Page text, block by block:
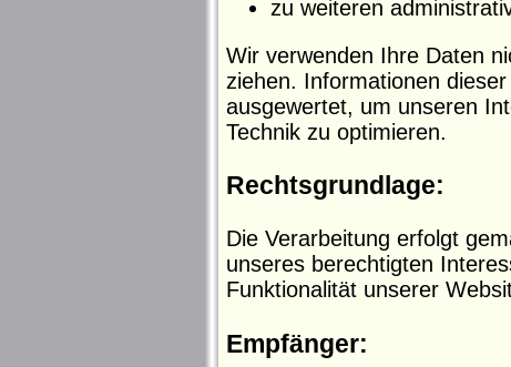
zu weiteren
Wir verwenden Ihre Daten
ziehen. Informationen
ausgewertet, um unseren
Technik zu optimieren.
Rechtsgrundlage:
Die Verarbeitung erfolgt
unseres berechtigten
Funktionalität unserer
Empfänger: